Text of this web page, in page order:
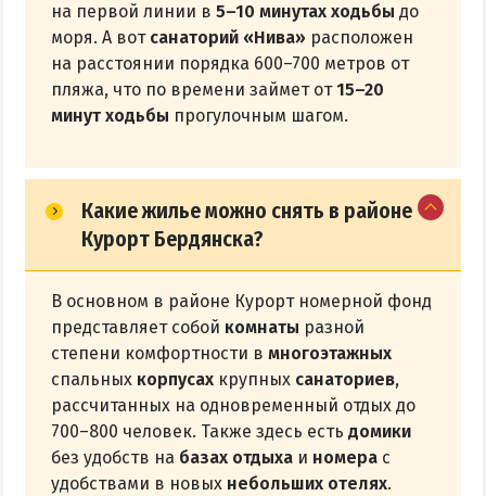
на первой линии в 5–10 минутах ходьбы до
моря. А вот санаторий «Нива» расположен
на расстоянии порядка 600–700 метров от
пляжа, что по времени займет от15–20
минут ходьбы прогулочным шагом.
Какие жилье можно снять в районе
Курорт Бердянска?
В основном в районе Курорт номерной фонд
представляет собой комнаты разной
степени комфортности в многоэтажных
спальных корпусах крупных санаториев,
рассчитанных на одновременный отдых до
700–800 человек. Также здесь есть домики
без удобств на базах отдыха и номера с
удобствами в новых небольших отелях.